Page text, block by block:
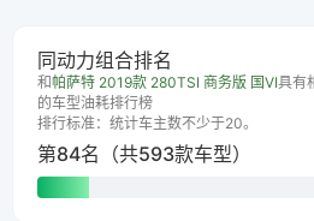
同动力组合排名
和帕萨特 2019款 280TSI 商务版 国VI具有
的车型油耗排行榜
排行标准：统计车主数不少于20。
第84名（共593款车型）